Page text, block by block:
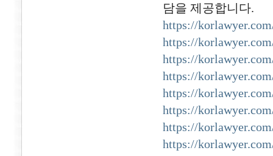
담을 제공합니다.
https://
https://
https://
https://
https://
https://
https://
https://